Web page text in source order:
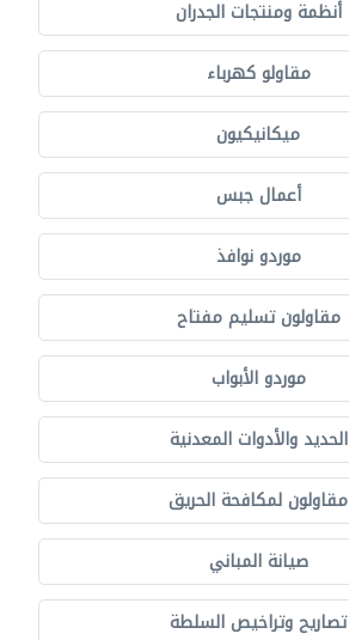
أنظمة ومنتجات الجدران
مقاولو كهرباء
ميكانيكيون
أعمال جبس
موردو نوافذ
مقاولون تسليم مفتاح
موردو الأبواب
الحديد والأدوات المعدنية
مقاولون لمكافحة الحريق
صيانة المباني
تصاريح وتراخيص السلطة